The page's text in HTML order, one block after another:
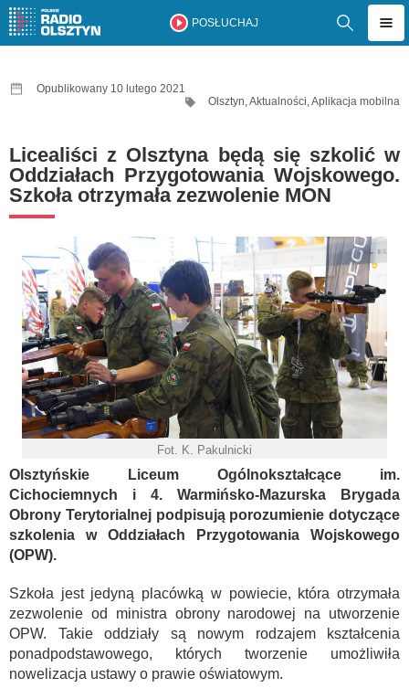
POSŁUCHAJ
Opublikowany 10 lutego 2021
Olsztyn,Aktualności,Aplikacja mobilna
Licealiści z Olsztyna będą się szkolić w
Oddziałach Przygotowania Wojskowego.
Szkoła otrzymała zezwolenie MON
Fot. K. Pakulnicki
Olsztyńskie Liceum Ogólnokształcące im.
Cichociemnych i 4. Warmińsko-Mazurska Brygada
Obrony Terytorialnej podpisują porozumienie dotyczące
szkolenia w Oddziałach Przygotowania Wojskowego
(OPW).
Szkoła jest jedyną placówką w powiecie, która otrzymała
zezwolenie od ministra obrony narodowej na utworzenie
OPW. Takie oddziały są nowym rodzajem kształcenia
ponadpodstawowego, których tworzenie umożliwiła
nowelizacja ustawy o prawie oświatowym.